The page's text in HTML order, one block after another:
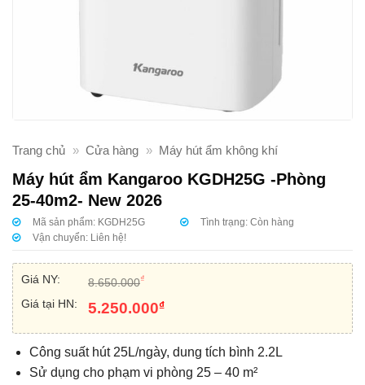
Trang chủ » Cửa hàng » Máy hút ẩm không khí
Máy hút ẩm Kangaroo KGDH25G -Phòng
25-40m2- New 2026
Mã sản phẩm: KGDH25G Tình trạng:Còn hàng
Vận chuyển: Liên hệ!
Giá NY: 8.650.000₫
Giá tại HN: 5.250.000₫
Công suất hút 25L/ngày, dung tích bình 2.2L
Sử dụng cho phạm vi phòng 25 – 40 m²